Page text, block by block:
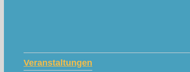
Veranstaltungen